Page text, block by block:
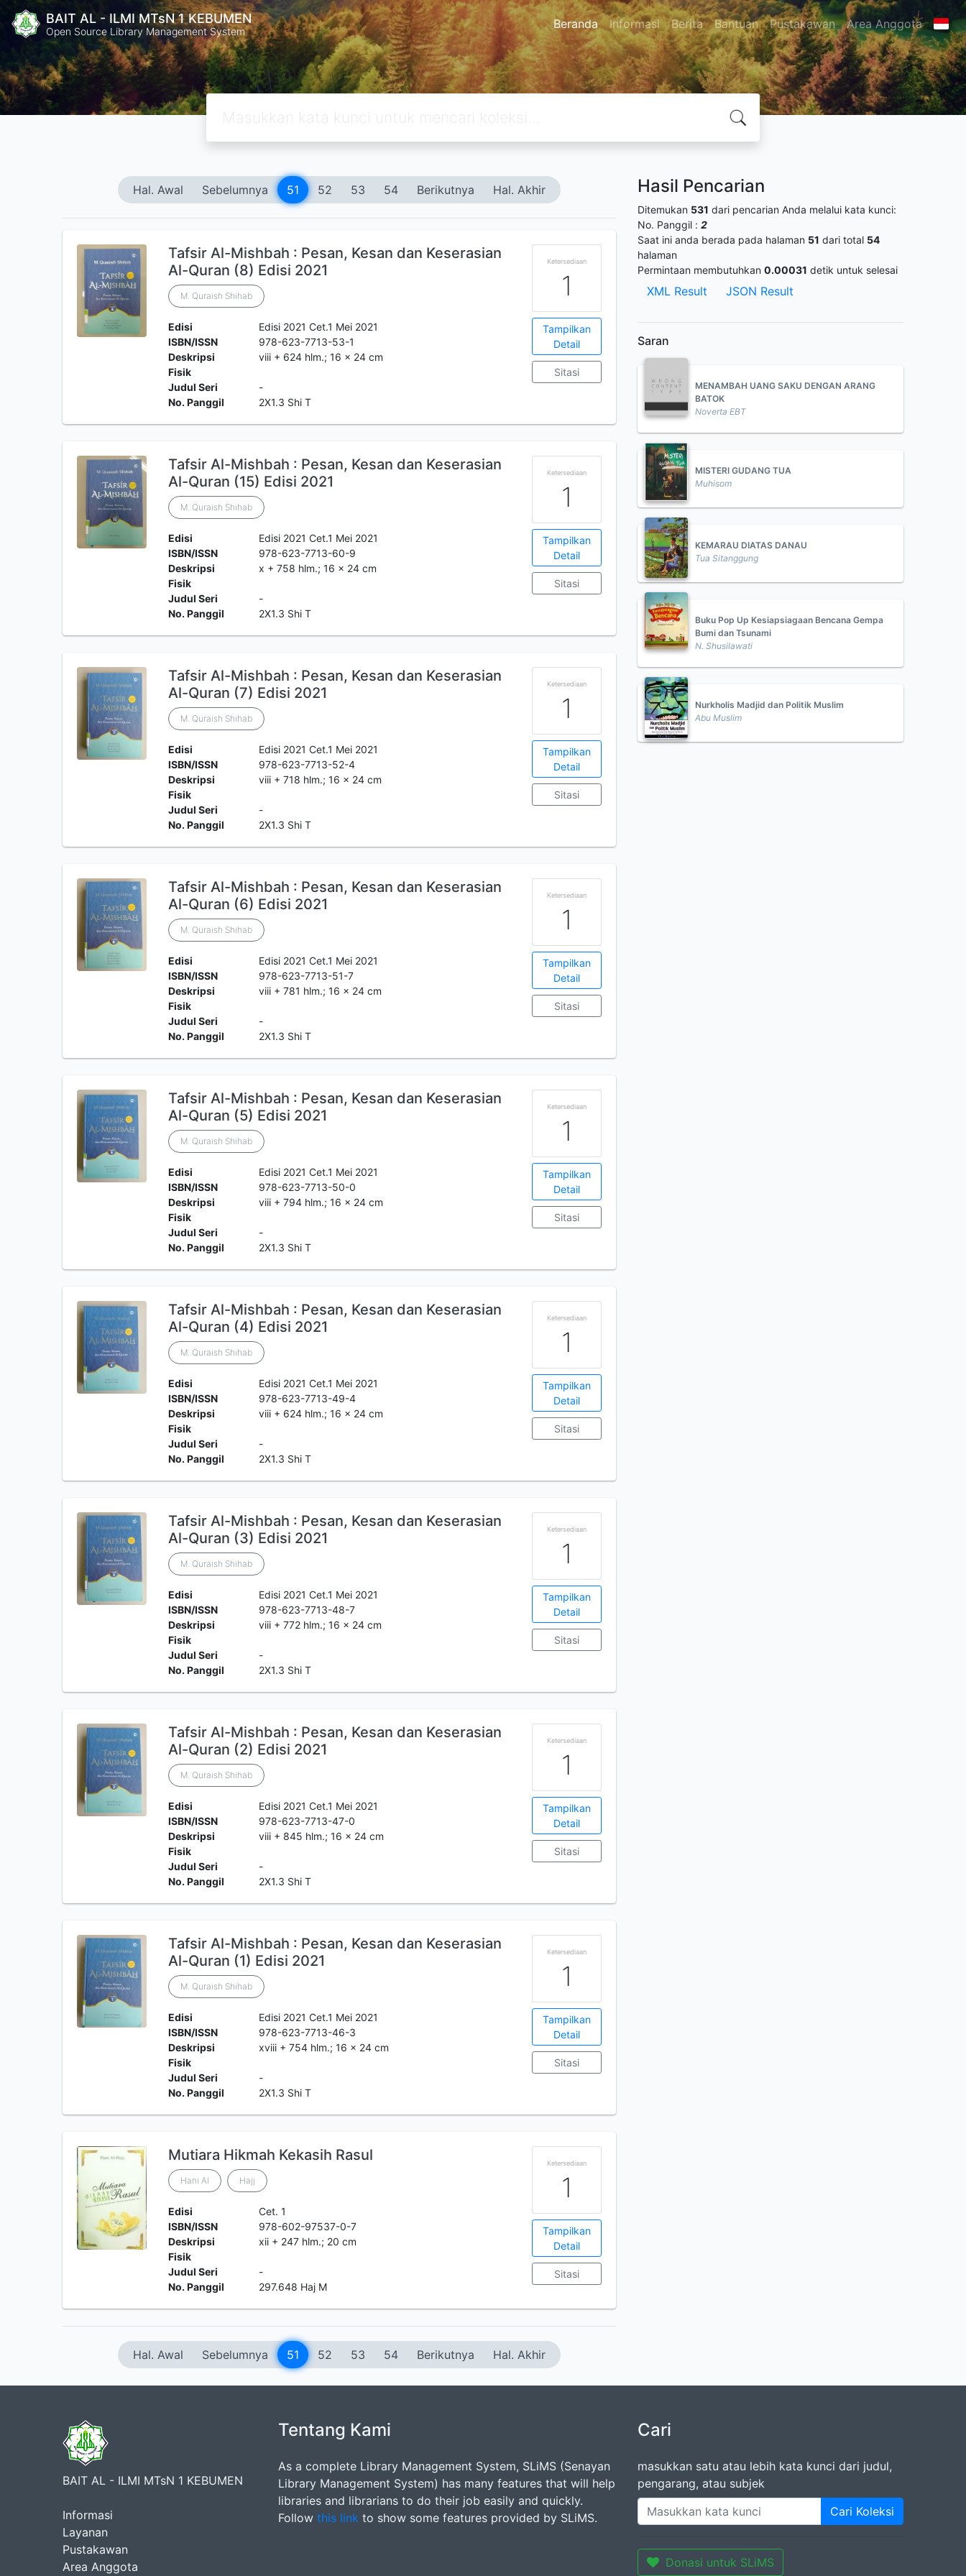
BAIT AL - ILMI MTsN 1 KEBUMEN
Open Source Library Management System Beranda Informasi Berita Bantuan Pustakawan Area Anggota
Hal. Awal Sebelumnya 51 52 53 54 Berikutnya Hal. Akhir
Tafsir Al-Mishbah : Pesan, Kesan dan Keserasian
Al-Quran (8) Edisi 2021
M. Quraish Shihab
Edisi
Edisi 2021 Cet.1 Mei 2021
ISBN/ISSN
978-623-7713-53-1
Deskripsi
Fisik
viii + 624 hlm.; 16 x 24 cm
Judul Seri
-
No. Panggil
2X1.3 Shi T
Ketersediaan
1
Tampilkan
Detail
Sitasi
Tafsir Al-Mishbah : Pesan, Kesan dan Keserasian
Al-Quran (15) Edisi 2021
M. Quraish Shihab
Edisi
Edisi 2021 Cet.1 Mei 2021
ISBN/ISSN
978-623-7713-60-9
Deskripsi
Fisik
x + 758 hlm.; 16 x 24 cm
Judul Seri
-
No. Panggil
2X1.3 Shi T
Ketersediaan
1
Tampilkan
Detail
Sitasi
Tafsir Al-Mishbah : Pesan, Kesan dan Keserasian
Al-Quran (7) Edisi 2021
M. Quraish Shihab
Edisi
Edisi 2021 Cet.1 Mei 2021
ISBN/ISSN
978-623-7713-52-4
Deskripsi
Fisik
viii + 718 hlm.; 16 x 24 cm
Judul Seri
-
No. Panggil
2X1.3 Shi T
Ketersediaan
1
Tampilkan
Detail
Sitasi
Tafsir Al-Mishbah : Pesan, Kesan dan Keserasian
Al-Quran (6) Edisi 2021
M. Quraish Shihab
Edisi
Edisi 2021 Cet.1 Mei 2021
ISBN/ISSN
978-623-7713-51-7
Deskripsi
Fisik
viii + 781 hlm.; 16 x 24 cm
Judul Seri
-
No. Panggil
2X1.3 Shi T
Ketersediaan
1
Tampilkan
Detail
Sitasi
Tafsir Al-Mishbah : Pesan, Kesan dan Keserasian
Al-Quran (5) Edisi 2021
M. Quraish Shihab
Edisi
Edisi 2021 Cet.1 Mei 2021
ISBN/ISSN
978-623-7713-50-0
Deskripsi
Fisik
viii + 794 hlm.; 16 x 24 cm
Judul Seri
-
No. Panggil
2X1.3 Shi T
Ketersediaan
1
Tampilkan
Detail
Sitasi
Tafsir Al-Mishbah : Pesan, Kesan dan Keserasian
Al-Quran (4) Edisi 2021
M. Quraish Shihab
Edisi
Edisi 2021 Cet.1 Mei 2021
ISBN/ISSN
978-623-7713-49-4
Deskripsi
Fisik
viii + 624 hlm.; 16 x 24 cm
Judul Seri
-
No. Panggil
2X1.3 Shi T
Ketersediaan
1
Tampilkan
Detail
Sitasi
Tafsir Al-Mishbah : Pesan, Kesan dan Keserasian
Al-Quran (3) Edisi 2021
M. Quraish Shihab
Edisi
Edisi 2021 Cet.1 Mei 2021
ISBN/ISSN
978-623-7713-48-7
Deskripsi
Fisik
viii + 772 hlm.; 16 x 24 cm
Judul Seri
-
No. Panggil
2X1.3 Shi T
Ketersediaan
1
Tampilkan
Detail
Sitasi
Tafsir Al-Mishbah : Pesan, Kesan dan Keserasian
Al-Quran (2) Edisi 2021
M. Quraish Shihab
Edisi
Edisi 2021 Cet.1 Mei 2021
ISBN/ISSN
978-623-7713-47-0
Deskripsi
Fisik
viii + 845 hlm.; 16 x 24 cm
Judul Seri
-
No. Panggil
2X1.3 Shi T
Ketersediaan
1
Tampilkan
Detail
Sitasi
Tafsir Al-Mishbah : Pesan, Kesan dan Keserasian
Al-Quran (1) Edisi 2021
M. Quraish Shihab
Edisi
Edisi 2021 Cet.1 Mei 2021
ISBN/ISSN
978-623-7713-46-3
Deskripsi
Fisik
xviii + 754 hlm.; 16 x 24 cm
Judul Seri
-
No. Panggil
2X1.3 Shi T
Ketersediaan
1
Tampilkan
Detail
Sitasi
Mutiara Hikmah Kekasih Rasul
Hani Al Hajj
Edisi
Cet. 1
ISBN/ISSN
978-602-97537-0-7
Deskripsi
Fisik
xii + 247 hlm.; 20 cm
Judul Seri
-
No. Panggil
297.648 Haj M
Ketersediaan
1
Tampilkan
Detail
Sitasi
Hal. Awal Sebelumnya 51 52 53 54 Berikutnya Hal. Akhir
Hasil Pencarian
Ditemukan 531 dari pencarian Anda melalui kata kunci:
No. Panggil : 2
Saat ini anda berada pada halaman 51 dari total 54
halaman
Permintaan membutuhkan 0.00031 detik untuk selesai
XML Result JSON Result
Saran
MENAMBAH UANG SAKU DENGAN ARANG
BATOK
Noverta EBT
MISTERI GUDANG TUA
Muhisom
KEMARAU DIATAS DANAU
Tua Sitanggung
Buku Pop Up Kesiapsiagaan Bencana Gempa
Bumi dan Tsunami
N. Shusilawati
Nurkholis Madjid dan Politik Muslim
Abu Muslim
BAIT AL - ILMI MTsN 1 KEBUMEN
Informasi
Layanan
Pustakawan
Area Anggota
Tentang Kami
As a complete Library Management System, SLiMS (Senayan
Library Management System) has many features that will help
libraries and librarians to do their job easily and quickly.
Follow this link to show some features provided by SLiMS.
Cari
masukkan satu atau lebih kata kunci dari judul,
pengarang, atau subjek
Cari Koleksi
Donasi untuk SLiMS